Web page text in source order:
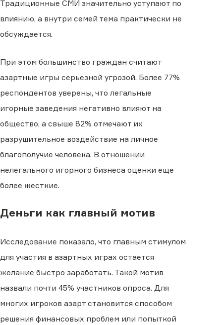
Традиционные СМИ значительно уступают по
влиянию, а внутри семей тема практически не
обсуждается.
При этом большинство граждан считают
азартные игры серьезной угрозой. Более 77%
респондентов уверены, что легальные
игорные заведения негативно влияют на
общество, а свыше 82% отмечают их
разрушительное воздействие на личное
благополучие человека. В отношении
нелегального игорного бизнеса оценки еще
более жесткие.
Деньги как главный мотив
Исследование показало, что главным стимулом
для участия в азартных играх остается
желание быстро заработать. Такой мотив
назвали почти 45% участников опроса. Для
многих игроков азарт становится способом
решения финансовых проблем или попыткой